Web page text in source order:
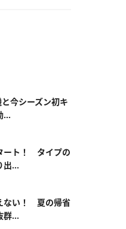
今シーズン初キ
...
ート！ タイプの
...
ない！ 夏の帰省
群...